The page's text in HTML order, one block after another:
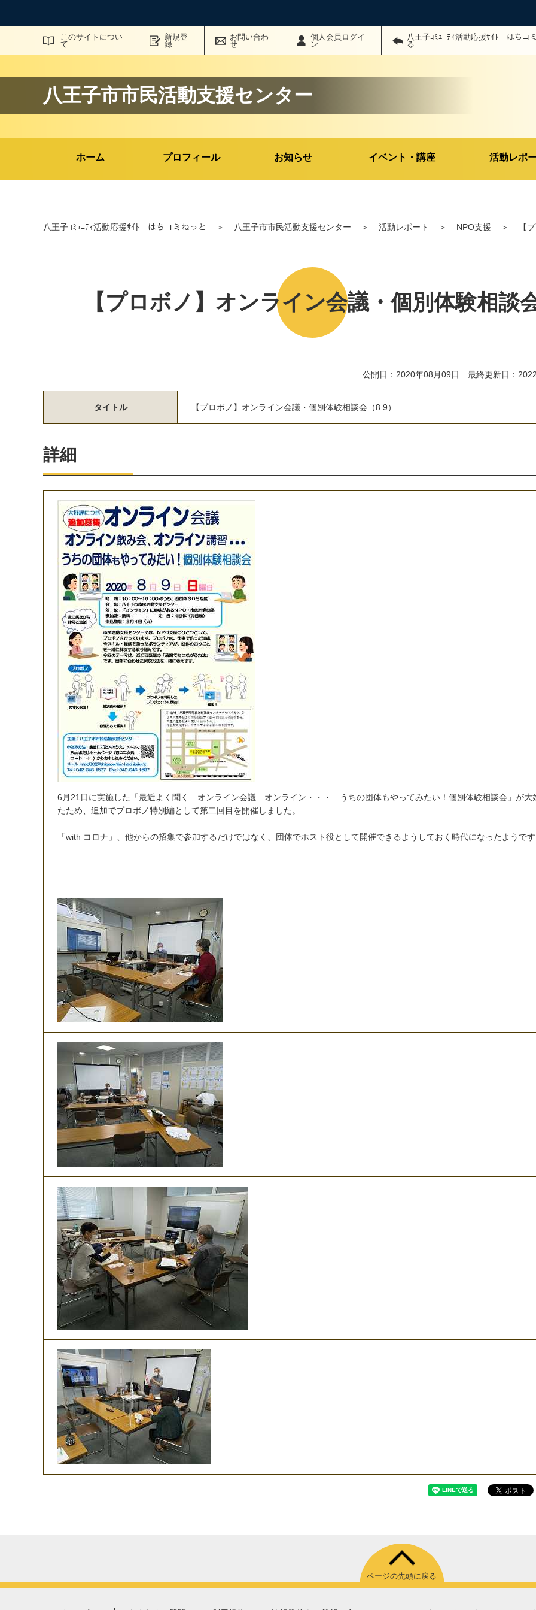
このサイトについ
て
新規登
録
お問い合わ
せ
個人会員ログイ
ン
八王子ｺﾐｭﾆﾃｨ活動応援ｻｲﾄ はちコ
る
サイト内検索
八王子市市民活動支援センター
ホーム プロフィール お知らせ イベント・講座 活動レポ
八王子ｺﾐｭﾆﾃｨ活動応援ｻｲﾄ はちコミねっと ＞ 八王子市市民活動支援センター ＞ 活動レポート ＞ NPO支援 ＞ 【
【プロボノ】オンライン会議・個別体験相談
公開日：2020年08月09日 最終更新日：
タイトル 【プロボ ノ 】 オンライ ン会議 ・ 個別体験相談会 （8 9）
詳細
6月21日に実施した 「最近よ く 聞 く オンライ ン会議 オンライ ン ・ ・ ・ う ちの団体もやってみたい ！ 個別体験相談会 」 が大
たため、 追加でプロボ ノ特別編と して第二回 目 を開催し ま した。
「with コ ロナ 」 、 他からの招集で参加するだけではな く 、 団体でホス ト役と して開催でき るよ う してお く 時代になったよ う です
ページの先頭に戻る